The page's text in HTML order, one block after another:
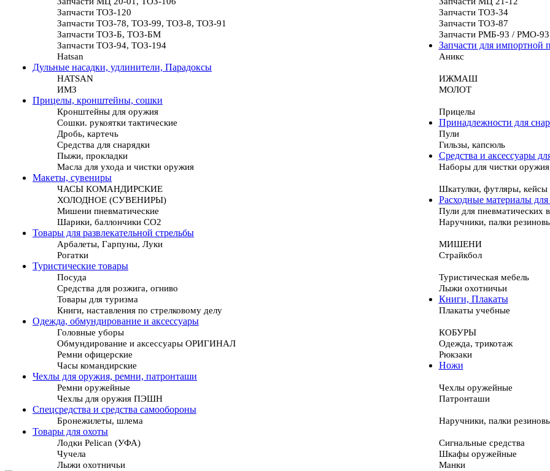
Запчасти ТОЗ-120
Запчасти ТОЗ-34
Запчасти ТОЗ-78, ТОЗ-99, ТОЗ-8, ТОЗ-91
Запчасти ТОЗ-87
Запчасти ТОЗ-Б, ТОЗ-БМ
Запчасти РМБ-93 / РМО-93
Запчасти ТОЗ-94, ТОЗ-194
Запчасти для импортной
Hatsan
Аникс
Дульные насадки, удлинители, Парадоксы
HATSAN
ИЖМАШ
ИМЗ
МОЛОТ
Прицелы, кронштейны, сошки
Кронштейны для оружия
Прицелы
Сошки. рукоятки тактические
Принадлежности для
Дробь, картечь
Пули
Средства для снарядки
Гильзы, капсюль
Пыжи, прокладки
Средства и аксессуары
Масла для ухода и чистки оружия
Наборы для чистки
Макеты, сувениры
ЧАСЫ КОМАНДИРСКИЕ
Шкатулки, футляры, кейсы
ХОЛОДНОЕ (СУВЕНИРЫ)
Расходные материалы
Мишени пневматические
Пули для пневматических
Шарики, баллончики СО2
Наручники, палки
Товары для развлекательной стрельбы
Арбалеты, Гарпуны, Луки
МИШЕНИ
Рогатки
Страйкбол
Туристические товары
Посуда
Туристическая мебель
Средства для розжига, огниво
Лыжи охотничьи
Товары для туризма
Книги, Плакаты
Книги, наставления по стрелковому делу
Плакаты учебные
Одежда, обмундирование и аксессуары
Головные уборы
КОБУРЫ
Обмундирование и аксессуары ОРИГИНАЛ
Одежда, трикотаж
Ремни офицерские
Рюкзаки
Часы командирские
Ножи
Чехлы для оружия, ремни, патронташи
Ремни оружейные
Чехлы оружейные
Чехлы для оружия ПЭШН
Патронташи
Спецсредства и средства самообороны
Бронежилеты, шлема
Наручники, палки
Товары для охоты
Лодки Pelican (УФА)
Сигнальные средства
Чучела
Шкафы оружейные
Лыжи охотничьи
Манки